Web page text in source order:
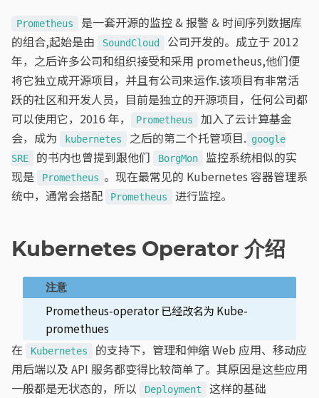
Prometheus
是一套开源的监控 & 报警 & 时间序列数据库
的组合,起始是由
SoundCloud
公司开发的。成立于 2012
年，之后许多公司和组织接受和采用 prometheus,他们便
将它独立成开源项目，并且有公司来运作.该项目有非常活
跃的社区和开发人员，目前是独立的开源项目，任何公司都
可以使用它，2016 年，
Prometheus
加入了云计算基金
会，成为
kubernetes 之后的第二个托管项目. google
SRE
的书内也曾提到跟他们 BorgMon
监控系统相似的实
现是
Prometheus 。现在最常见的 Kubernetes 容器管理系
统中，通常会搭配
Prometheus 进行监控。
Kubernetes Operator 介绍
Prometheus-operator 已经改名为 Kube-
promethues
在 Kubernetes
的支持下，管理和伸缩 Web 应用、移动应
用后端以及 API 服务都变得比较简单了。其原因是这些应用
一般都是无状态的，所以
Deployment 这样的基础